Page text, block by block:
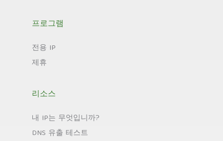
프로그램
전용 IP
제휴
리소스
내 IP는 무엇입니까?
DNS 유출 테스트